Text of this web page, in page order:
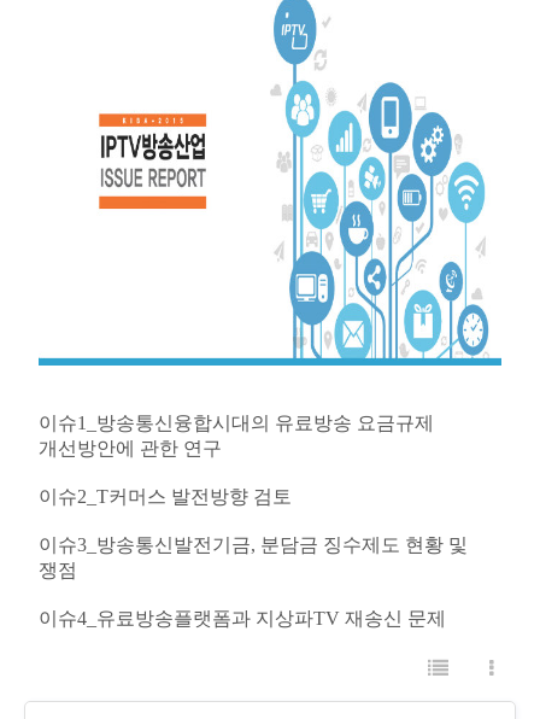
이슈1_방송통신융합시대의 유료방송 요금규제
개선방안에 관한 연구
이슈2_T커머스 발전방향 검토
이슈3_방송통신발전기금, 분담금 징수제도 현황 및
쟁점
이슈4_유료방송플랫폼과 지상파TV 재송신 문제